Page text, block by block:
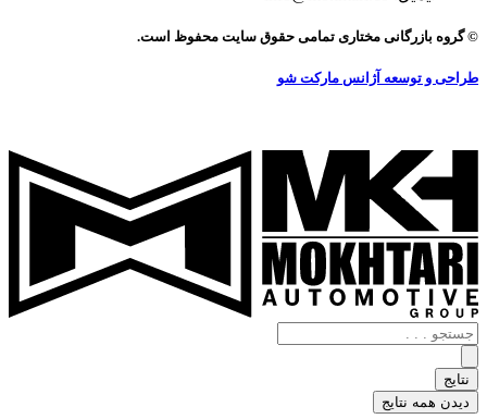
© گروه بازرگانی مختاری تمامی حقوق سایت محفوظ است.
طراحی و توسعه آژانس مارکت شو
جستجو
.
.
.
نتایج
دیدن همه نتایج